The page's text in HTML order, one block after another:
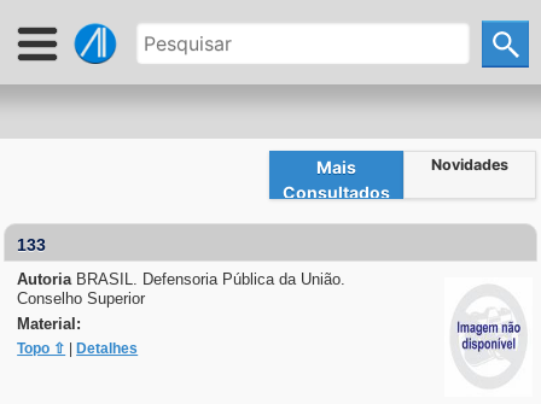
Mais
Consultados
Novidades
133
Autoria BRASIL. Defensoria Pública da União.
Conselho Superior
Material:
Topo ⇧ Detalhes